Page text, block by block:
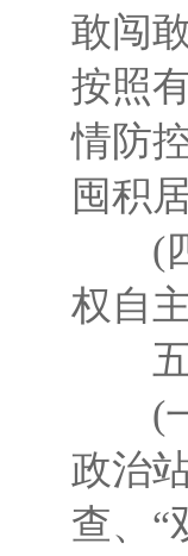
敢闯
按照
情防
囤积
(四)
权自
五
(一)
政治
查、“